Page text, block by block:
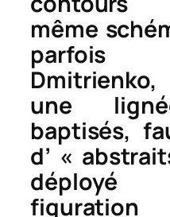
même
parfois
une
baptisés,
d’ «